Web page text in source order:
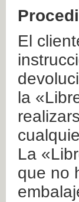
El
la
La
que no